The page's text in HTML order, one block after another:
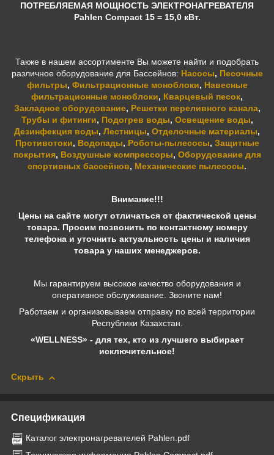
ПОТРЕБЛЯЕМАЯ МОЩНОСТЬ ЭЛЕКТРОНАГРЕВАТЕЛЯ
Pahlen Compact 15 = 15,0 кВт.
Также в нашем ассортименте Вы можете найти и подобрать
различное оборудование для Бассейнов: Насосы, Песочные
фильтры, Фильтрационные моноблоки, Навесные
фильтрационные моноблоки, Кварцевый песок,
Закладное оборудование, Решетки переливного канала,
Трубы и фитинги, Подогрев воды, Освещение воды,
Дезинфекция воды, Лестницы, Отделочные материалы,
Противотоки, Водопады, Роботы-пылесосы, Защитные
покрытия, Воздушные компрессоры, Оборудование для
спортивных бассейнов, Механические пылесосы.
Внимание!!!
Цены на сайте могут отличаться от фактической цены
товара. Просим позвонить по контактному номеру
телефона и уточнить актуальность цены и наличия
товара у наших менеджеров.
Мы гарантируем высокое качество оборудования и
оперативное обслуживание. Звоните нам!
Работаем и организовываем отправку по всей территории
Республики Казахстан.
«WELLNESS» - для тех, кто из лучшего выбирает
исключительное!
Скрыть
Спецификация
Каталог электронагревателей Pahlen.pdf